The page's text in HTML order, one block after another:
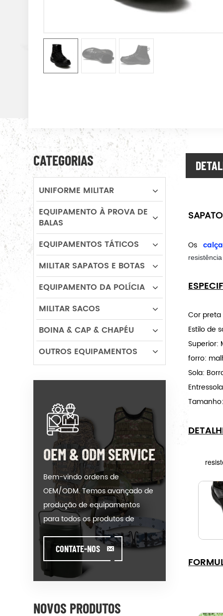
Os
Cor preta
Estilo de
Superior:
forro:
Sola:
CATEGORIAS
UNIFORME MILITAR
EQUIPAMENTO À PROVA DE
BALAS
EQUIPAMENTOS TÁTICOS
MILITAR SAPATOS E BOTAS
EQUIPAMENTO DA POLÍCIA
MILITAR SACOS
BOINA & CAP & CHAPÉU
OUTROS EQUIPAMENTOS
OEM & ODM SERVICE
Bem-vindo ordens de
OEM/ODM. Temos avançado de
produção de equipamentos
para todos os produtos de
nossas categorias. Poderíamos
colocar seu anuncio em nosso
hot-modelo de venda ou ajudar
você a produzir ordens quando
ajudamos nossos clientes a criar
CONTATE-NOS
NOVOS PRODUTOS